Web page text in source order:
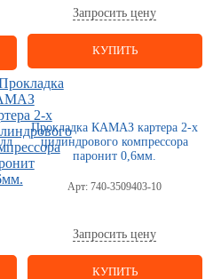
Запросить цену
КУПИТЬ
Прокладка КАМАЗ картера 2-х
цилиндрового компрессора
паронит 0,6мм.
Арт: 740-3509403-10
Запросить цену
КУПИТЬ